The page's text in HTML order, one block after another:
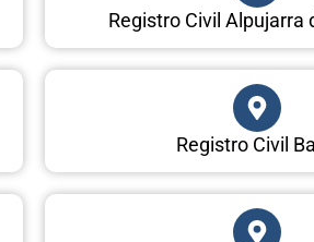
Registro Civil Alpujarra
Registro Civil